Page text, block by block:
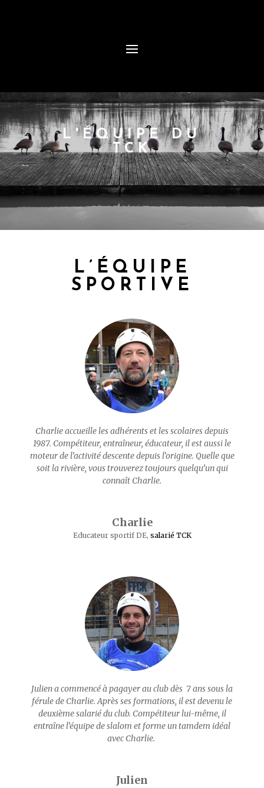
L'ÉQUIPE DU
TCK
L’ÉQUIPE
SPORTIVE
Charlie accueille les adhérents et les scolaires depuis
1987. Compétiteur, entraîneur, éducateur, il est aussi le
moteur de l’activité descente depuis l’origine. Quelle que
soit la rivière, vous trouverez toujours quelqu’un qui
connaît Charlie.
Charlie
Educateur sportif DE, salarié TCK
Julien a commencé à pagayer au club dès 7 ans sous la
férule de Charlie. Après ses formations, il est devenu le
deuxième salarié du club. Compétiteur lui-même, il
entraîne l’équipe de slalom et forme un tamdem idéal
avec Charlie.
Julien